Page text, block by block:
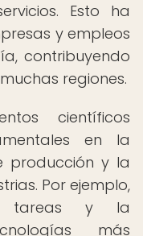
Esto ha
y empleos
contribuyendo
regiones.
científicos
en la
producción y la
Por ejemplo,
tareas y la
más